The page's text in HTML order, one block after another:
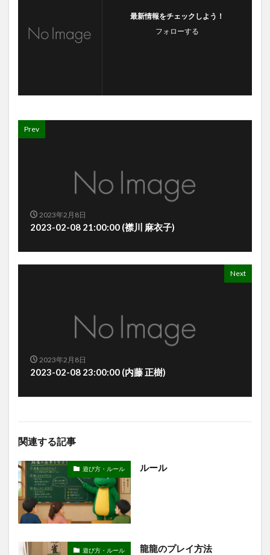
最新情報をチェックしよう！
フォローする
Prev
2023年2月8日
2023-02-08 21:00:00 (襟川 麻衣子)
Next
2023年2月8日
2023-02-08 23:00:00 (内藤 正樹)
関連する記事
遊び方・ルール ルール
遊び方・ルール 龍龍のプレイ方法